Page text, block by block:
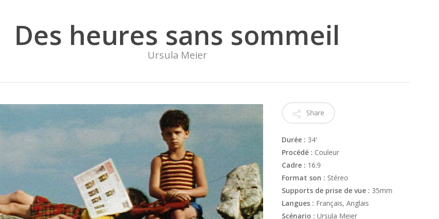
Des heures sans sommeil
Ursula Meier
Share
Durée : 34′
Procédé : Couleur
Cadre : 16:9
Format son : Stéreo
Supports de prise de vue : 35mm
Langues : Français, Anglais
Scénario : Ursula Meier